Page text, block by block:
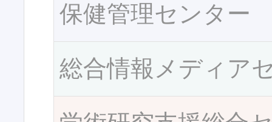
保健管理センター
総合情報メディア